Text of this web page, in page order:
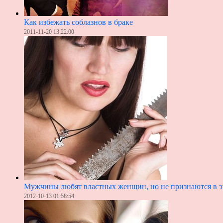
Как избежать соблазнов в браке
2011-11-20 13:22:00
Мужчины любят властных женщин, но не признаются в
2012-10-13 01:58:54